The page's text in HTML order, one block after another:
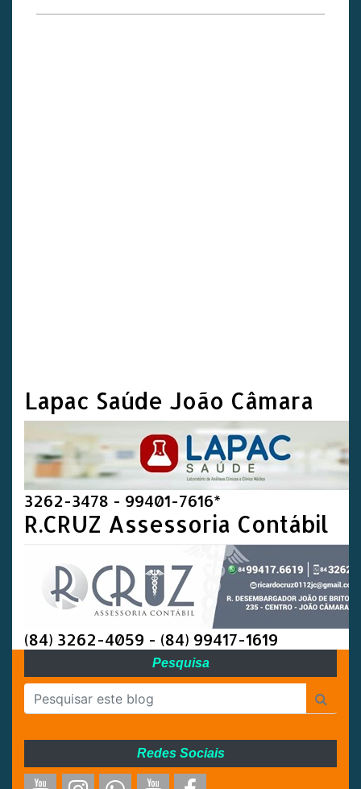
Lapac Saúde João Câmara
3262-3478 - 99401-7616*
R.CRUZ Assessoria Contábil
(84) 3262-4059 - (84) 99417-1619
Pesquisa
Redes Sociais